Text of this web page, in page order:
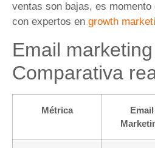
ventas son bajas, es
con expertos en growth
Email
Comparativa
Métrica
Email